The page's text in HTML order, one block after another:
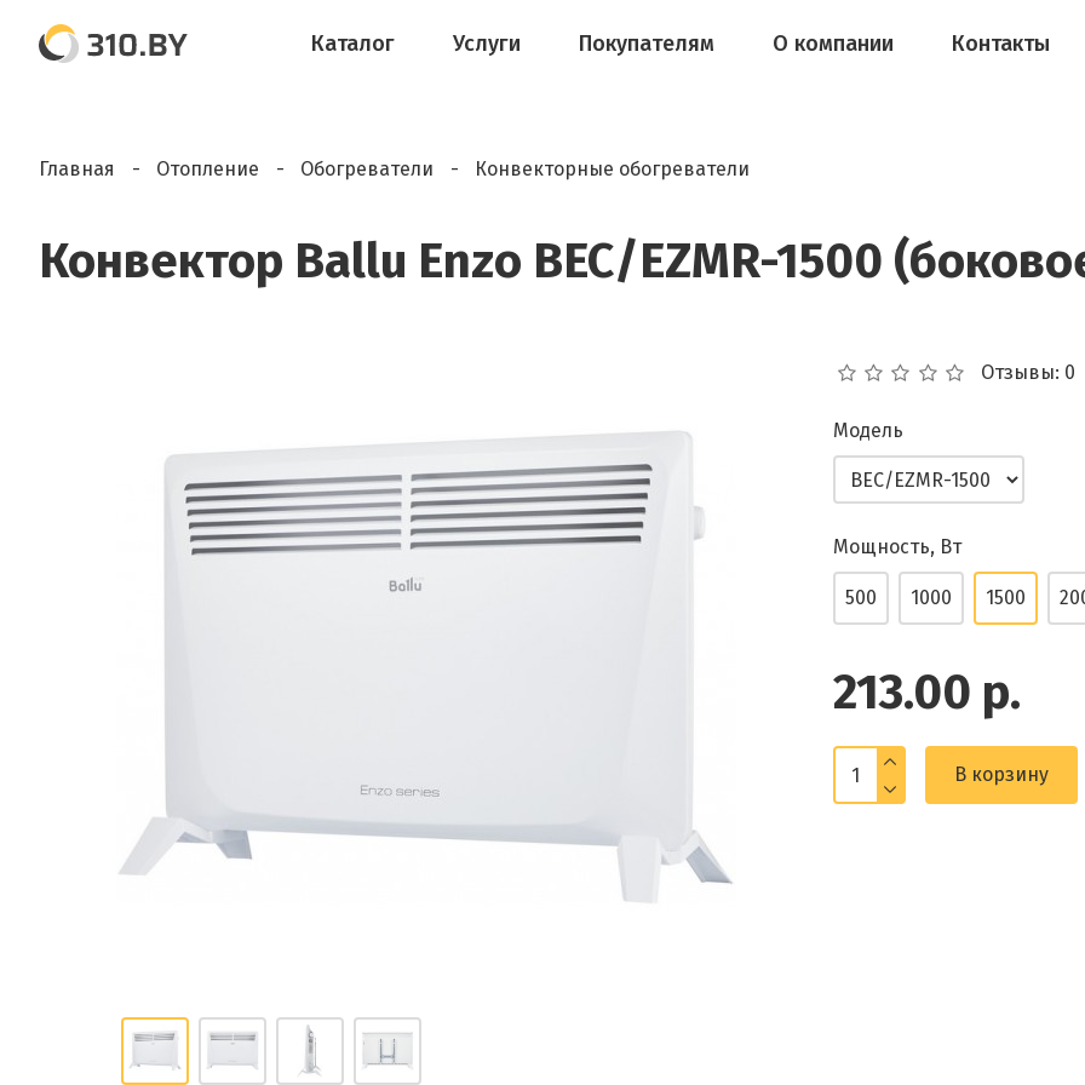
Каталог Услуги Покупателям О компании Контакты
Главная Отопление Обогреватели Конвекторные обогреватели
Конвектор Ballu Enzo BEC/EZMR-1500
Отзывы: 0
213.00 р.
Модель
Мощность, Вт
500 1000 1500
В корзину